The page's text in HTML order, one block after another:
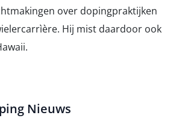
over dopingpraktijken
Hij mist daardoor ook
Nieuws